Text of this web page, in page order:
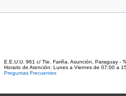
E.E.U.U. 961 c/ Tte. Fariña. Asunción, Paraguay -
Horario de Atención: Lunes a Viernes de 07:00 a
Preguntas Frecuentes